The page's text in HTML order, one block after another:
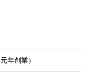
年創業）